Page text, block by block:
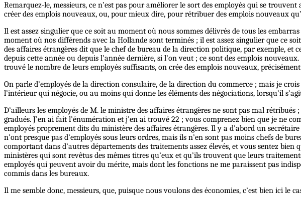
Remarquez-le, messieurs, ce n’est pas pour améliorer le sort des employés qui se
créer des emplois nouveaux, ou, pour mieux dire, pour rétribuer des emplois nouveaux
Il est assez singulier que ce soit au moment où nous sommes délivrés de tous les
moment où nos différends avec la Hollande sont terminés ; il est assez singulier que ce
des affaires étrangères dit que le chef de bureau de la direction politique, par exemple,
depuis cette année ou depuis l’année dernière, si l’on veut ; ce sont des emplois
trouvé le nombre de leurs employés suffisants, on crée des emplois nouveaux,
On parle d’employés de la direction consulaire, de la direction du commerce ; mais je
l’intérieur qui négocie, ou au moins qui donne les éléments des négociations, lorsqu’il
D’ailleurs les employés de M. le ministre des affaires étrangères ne sont pas mal
gradués. J’en ai fait l’énumération et j’en ai trouvé 22 ; vous comprenez bien que je ne
employés proprement dits du ministère des affaires étrangères. Il y a d’abord un
n’ont presque pas d’employés sous leurs ordres, mais ils n’en sont pas moins chefs de
comportant dans d’autres départements des traitements assez élevés, et vous sentez
ministères qui sont revêtus des mêmes titres qu’eux et qu’ils trouvent que leurs
employés qui peuvent avoir du mérite, mais dont les fonctions ne me paraissent pas
commis dans les bureaux.
Il me semble donc, messieurs, que, puisque nous voulons des économies, c’est bien ici le